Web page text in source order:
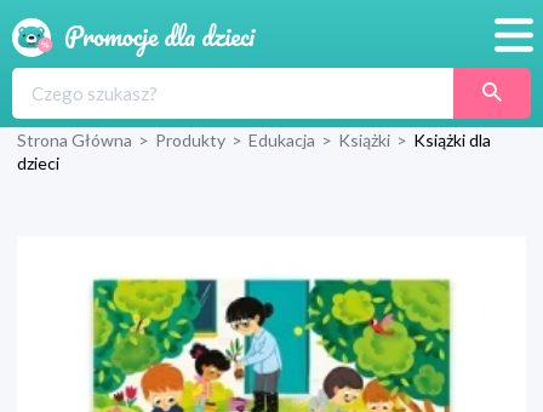
Produkty
Wyprawka
Strona Główna > Produkty > Edukacja > Książki > Książki dla
dzieci